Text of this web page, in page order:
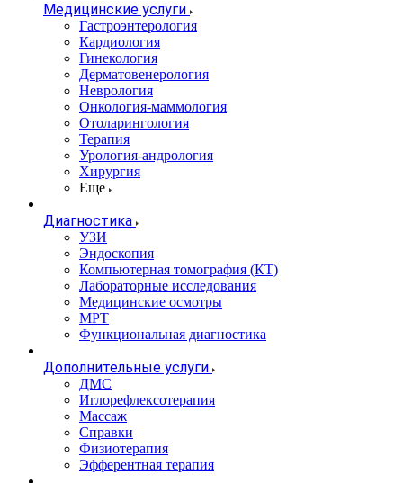
Медицинские услуги
Гастроэнтерология
Кардиология
Гинекология
Дерматовенерология
Неврология
Онкология-маммология
Отоларингология
Терапия
Урология-андрология
Хирургия
Еще
Диагностика
УЗИ
Эндоскопия
Компьютерная томография (КТ)
Лабораторные исследования
Медицинские осмотры
МРТ
Функциональная диагностика
Дополнительные услуги
ДМС
Иглорефлексотерапия
Массаж
Справки
Физиотерапия
Эфферентная терапия